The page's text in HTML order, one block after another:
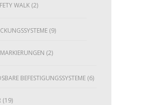
WALK (2)
(9)
(2)
BEFESTIGUNGSSYSTEME (6)
(19)